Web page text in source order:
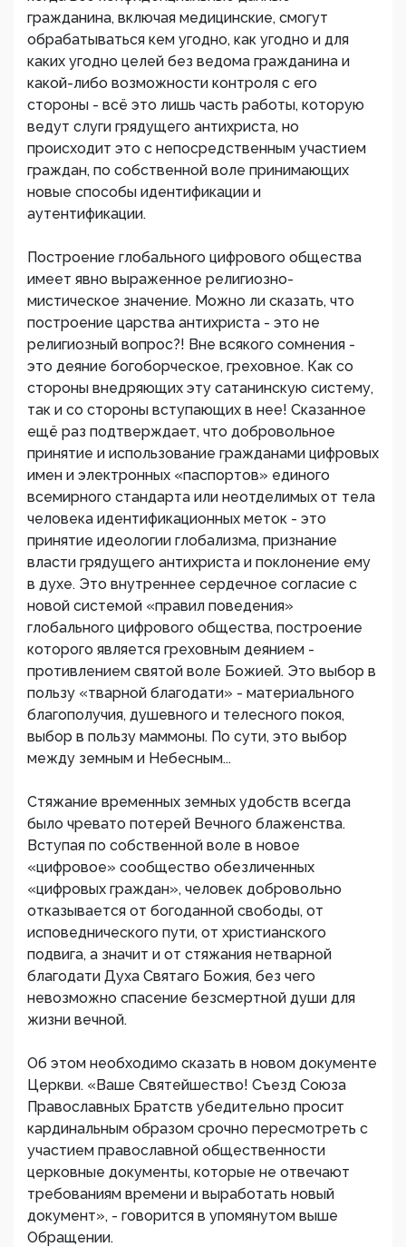
гражданина, включая медицинские, смогут
обрабатываться кем угодно, как угодно и для
каких угодно целей без ведома гражданина и
какой-либо возможности контроля с его
стороны - всё это лишь часть работы, которую
ведут слуги грядущего антихриста, но
происходит это с непосредственным участием
граждан, по собственной воле принимающих
новые способы идентификации и
аутентификации.
Построение глобального цифрового общества
имеет явно выраженное религиозно-
мистическое значение. Можно ли сказать, что
построение царства антихриста - это не
религиозный вопрос?! Вне всякого сомнения -
это деяние богоборческое, греховное. Как со
стороны внедряющих эту сатанинскую систему,
так и со стороны вступающих в нее! Сказанное
ещё раз подтверждает, что добровольное
принятие и использование гражданами цифровых
имен и электронных «паспортов» единого
всемирного стандарта или неотделимых от тела
человека идентификационных меток - это
принятие идеологии глобализма, признание
власти грядущего антихриста и поклонение ему
в духе. Это внутреннее сердечное согласие с
новой системой «правил поведения»
глобального цифрового общества, построение
которого является греховным деянием -
противлением святой воле Божией. Это выбор в
пользу «тварной благодати» - материального
благополучия, душевного и телесного покоя,
выбор в пользу маммоны. По сути, это выбор
между земным и Небесным...
Стяжание временных земных удобств всегда
было чревато потерей Вечного блаженства.
Вступая по собственной воле в новое
«цифровое» сообщество обезличенных
«цифровых граждан», человек добровольно
отказывается от богоданной свободы, от
исповеднического пути, от христианского
подвига, а значит и от стяжания нетварной
благодати Духа Святаго Божия, без чего
невозможно спасение безсмертной души для
жизни вечной.
Об этом необходимо сказать в новом документе
Церкви. «Ваше Святейшество! Съезд Союза
Православных Братств убедительно просит
кардинальным образом срочно пересмотреть с
участием православной общественности
церковные документы, которые не отвечают
требованиям времени и выработать новый
документ», - говорится в упомянутом выше
Обращении.